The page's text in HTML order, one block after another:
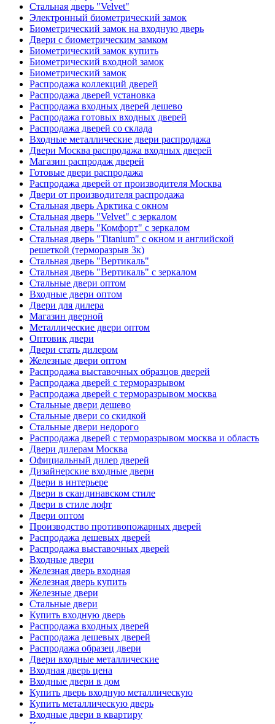
Стальная дверь "Velvet"
Электронный биометрический замок
Биометрический замок на входную дверь
Двери с биометрическим замком
Биометрический замок купить
Биометрический входной замок
Биометрический замок
Распродажа коллекций дверей
Распродажа дверей установка
Распродажа входных дверей дешево
Распродажа готовых входных дверей
Распродажа дверей со склада
Входные металлические двери распродажа
Двери Москва распродажа входных дверей
Магазин распродаж дверей
Готовые двери распродажа
Распродажа дверей от производителя Москва
Двери от производителя распродажа
Стальная дверь Арктика с окном
Стальная дверь "Velvet" с зеркалом
Стальная дверь "Комфорт" с зеркалом
Стальная дверь "Titanium" с окном и английской
решеткой (терморазрыв 3к)
Стальная дверь "Вертикаль"
Стальная дверь "Вертикаль" с зеркалом
Стальные двери оптом
Входные двери оптом
Двери для дилера
Магазин дверной
Металлические двери оптом
Оптовик двери
Двери стать дилером
Железные двери оптом
Распродажа выставочных образцов дверей
Распродажа дверей с терморазрывом
Распродажа дверей с терморазрывом москва
Стальные двери дешево
Стальные двери со скидкой
Стальные двери недорого
Распродажа дверей с терморазрывом москва и область
Двери дилерам Москва
Официальный дилер дверей
Дизайнерские входные двери
Двери в интерьере
Двери в скандинавском стиле
Двери в стиле лофт
Двери оптом
Производство противопожарных дверей
Распродажа дешевых дверей
Распродажа выставочных дверей
Входные двери
Железная дверь входная
Железная дверь купить
Железные двери
Стальные двери
Купить входную дверь
Распродажа входных дверей
Распродажа дешевых дверей
Распродажа образец двери
Двери входные металлические
Входная дверь цена
Входные двери в дом
Купить дверь входную металлическую
Купить металлическую дверь
Входные двери в квартиру